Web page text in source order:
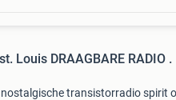
Louis DRAAGBARE RADIO .
transistorradio spirit